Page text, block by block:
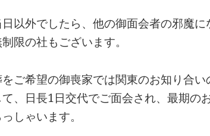
以外でしたら、他の御面会者の邪魔に
限の社もございます。
ご希望の御喪家では関東のお知り合い
、日長1日交代でご面会され、最期の
しゃいます。